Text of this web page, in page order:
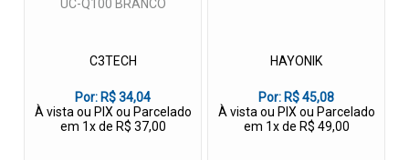
UC-Q100 BRANCO
C3TECH
Por: R$ 34,04
À vista ou PIX ou Parcelado
em 1x de R$ 37,00
HAYONIK
Por: R$ 45,08
À vista ou PIX ou Parcelado
em 1x de R$ 49,00